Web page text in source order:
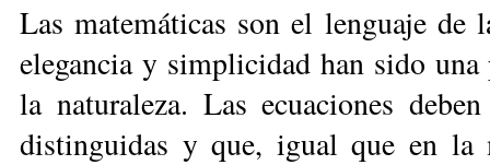
Las matemáticas son el lenguaje
elegancia y simplicidad han sido
la naturaleza. Las ecuaciones
distinguidas y que, igual que en la